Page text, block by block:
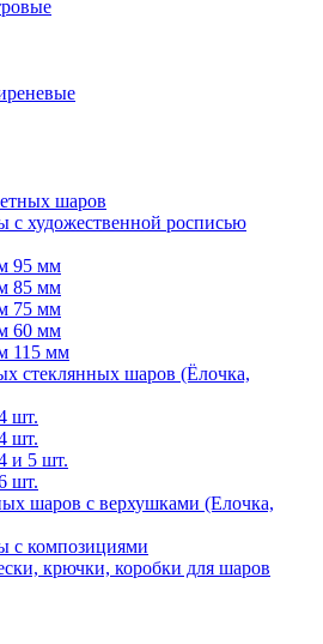
шаров
с художественной росписью
95 мм
85 мм
75 мм
60 мм
115 мм
стеклянных шаров (Ёлочка,
шт.
шт.
и 5 шт.
шт.
шаров с верхушками (Елочка,
с композициями
крючки, коробки для шаров